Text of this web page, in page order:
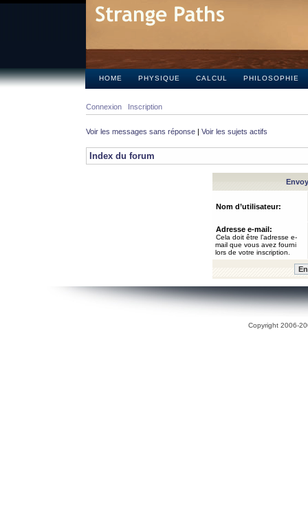
HOME PHYSIQUE CALCUL PHILOSOPHIE
Connexion Inscription
Voir les messages sans réponse | Voir les sujets actifs
Index du forum
Nom d’utilisateur:
Adresse e-mail:
Cela doit être l’adresse e-
mail que vous avez fourni
lors de votre inscription.
Copyright 2006-